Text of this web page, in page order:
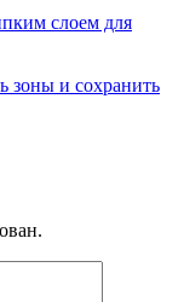
слоем для
зоны и сохранить